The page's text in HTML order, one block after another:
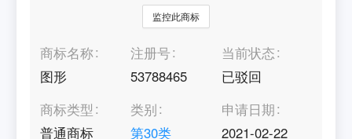
监控此商标
商标名称
图形
注册号
53788465
当前状态
已驳回
商标类型
普通商标
类别
第30类
申请日期
2021-02-22